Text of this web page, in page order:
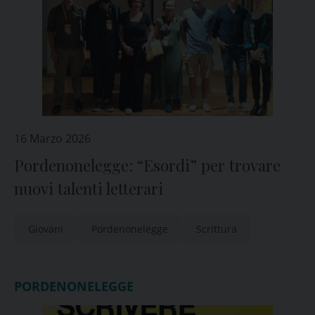
16 Marzo 2026
Pordenonelegge: “Esordi” per trovare
nuovi talenti letterari
Giovani Pordenonelegge Scrittura
PORDENONELEGGE